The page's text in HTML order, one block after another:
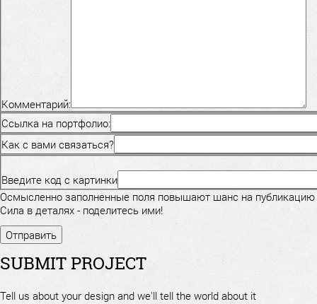
Комментарий:
Ссылка на портфолио:
Как с вами связаться?
Введите код с картинки
Осмысленно заполненные поля повышают шанс на публикацию
Сила в деталях - поделитесь ими!
SUBMIT PROJECT
Tell us about your design and we'll tell the world about it